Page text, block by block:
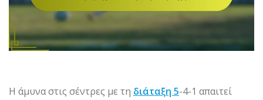
Η άμυνα στις σέντρες με τη διάταξη 5-4-1 απαιτεί